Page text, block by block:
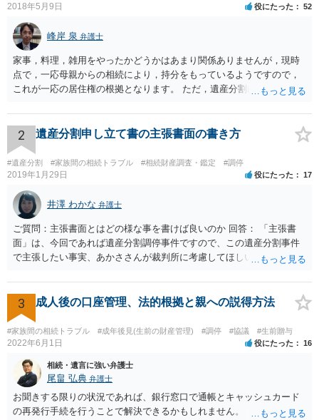
2018年5月9日 役にたった 52
峰岸 泉 弁護士
家事，料理，雑用をやったかどうかはあまり関係ありませんが，現時
点で，一応母親からの相続により，持分をもっているようですので，
これが一応の居住権の根拠となります。 ただ，遺産分割により，母の
2 遺産分割申し立て書の主張書面の書き方
#遺産分割 #家族間の相続トラブル #相続財産調査・鑑定 #調停
2019年1月29日 役にたった 17
井澤 わかな 弁護士
ご質問：主張書面とはどの様な事を書けば良いのか 回答： 「主張書
面」は、今回であれば遺産分割調停事件ですので、この遺産分割事件
で主張したい事実、あかささんが裁判所に考慮してほしいと思う、亡
ります。 もし、主張したい事実や考慮してほしい事情に関連して
資料を持っているようであれば、主張書面とは別で提出できます。も
し、お姉さんに見られたくないような資料がある場合、「非開示の希
望に関する申出書」と共に提出することも考えられます。 ご質問：書
いた方が良い事と書かない方が良い事 回答： お姉さんが申立書の「申
立ての趣旨」のところに書いている遺産の分け方に対して意見があれ
ば、まずそれを書くとよいです。 次に「申立ての理由」のところに、
なぜ調停を申し立てたのか(例えば、あかささんと話合いが出来ない／
決裂した、など)や亡くなった方・あかささん・お姉さん間の事情やい
きさつなどが書かれていると思うので、あかささんから見てそれは違
3 成人後の口座管理、法的根拠と親への説得方法
#家族間の相続トラブル #成年後見(生前の財産管理) #調停 #協議 #生前贈与
2022年6月1日 役にたった 16
相続・遺言に強い弁護士
尾畠 弘典 弁護士
お聞きする限りの状況であれば、銀行窓口で通帳とキャッシュカード
の再発行手続を行うことで解決できるかもしれません。